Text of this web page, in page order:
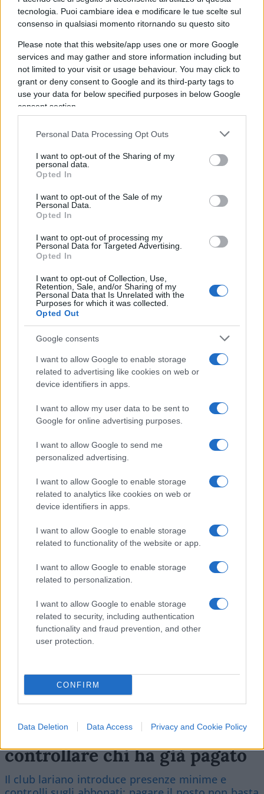
tecnologia. Puoi cambiare idea e modificare le tue scelte sul
consenso in qualsiasi momento ritornando su questo sito
Please note that this website/app uses one or more Google
services and may gather and store information including but
not limited to your visit or usage behaviour. You may click to
grant or deny consent to Google and its third-party tags to
use your data for below specified purposes in below Google
consent section.
Personal Data Processing Opt Outs
I want to opt-out of the Sharing of my
personal data.
Opted In
I want to opt-out of the Sale of my
Personal Data.
Opted In
I want to opt-out of processing my
Personal Data for Targeted Advertising.
Opted In
I want to opt-out of Collection, Use,
Retention, Sale, and/or Sharing of my
Personal Data that Is Unrelated with the
Purposes for which it was collected.
Opted Out
Google consents
I want to allow Google to enable storage
related to advertising like cookies on web or
device identifiers in apps.
I want to allow my user data to be sent to
Google for online advertising purposes.
I want to allow Google to send me
personalized advertising.
I want to allow Google to enable storage
related to analytics like cookies on web or
device identifiers in apps.
I want to allow Google to enable storage
related to functionality of the website or app.
I want to allow Google to enable storage
related to personalization.
I want to allow Google to enable storage
related to security, including authentication
functionality and fraud prevention, and other
user protection.
CONFIRM
Data Deletion Data Access Privacy and Cookie Policy
proprio il contrario di quanto affermavano
estenuanti messaggi, in nome del pluralismo, del
cosmopolitismo e dell’integrazione, propinati
dalle frange politically correct. Oggi, nel tentativo
di combattere la guerra in Ucraina, l’Occidente si
sta progressivamente “russificando”,
rischiando di cadere nella trappola autoritaria
che, guarda caso, trova a Mosca il proprio pane
quotidiano: censura, pensiero unico, illiberalità.
al mondo,Novak Djokovic: “Una decisione folle.
Quando il governo interferisce con lo sport, il
risultato non è mai buono”. E prosegue: “Essendo
cresciuto durante i conflitti civili che hanno
figlio della guerra, non la sosterrò mai. Ma i
tennisti, gli atleti non c’entrano niente”. Dello
stesso pensiero del tennista serbo è anche l’Atp,
escludere i tennisti in base alla loro nazionalità, e
non secondo il più classico dei criteri di selezione
sportiva: la classifica.
#DJOKOVIC #GRAN BRETAGNA
#RUSSI
#TENNIS
#WIMBLEDON
Pagina
Precedente
Leggi i commenti
SEDUTE SATIRICHE
Vignetta del 04/08/2026
Il Como e l’assurda pretesa di
controllare chi ha già pagato
Il club lariano introduce presenze minime e